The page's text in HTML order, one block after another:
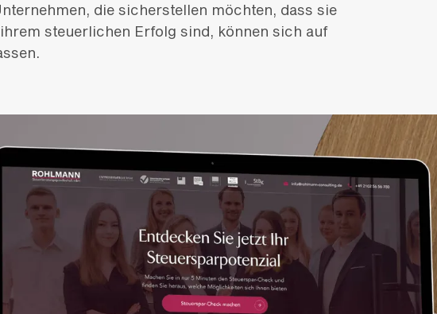
die sicherstellen möchten, dass sie
steuerlichen Erfolg sind, können sich auf